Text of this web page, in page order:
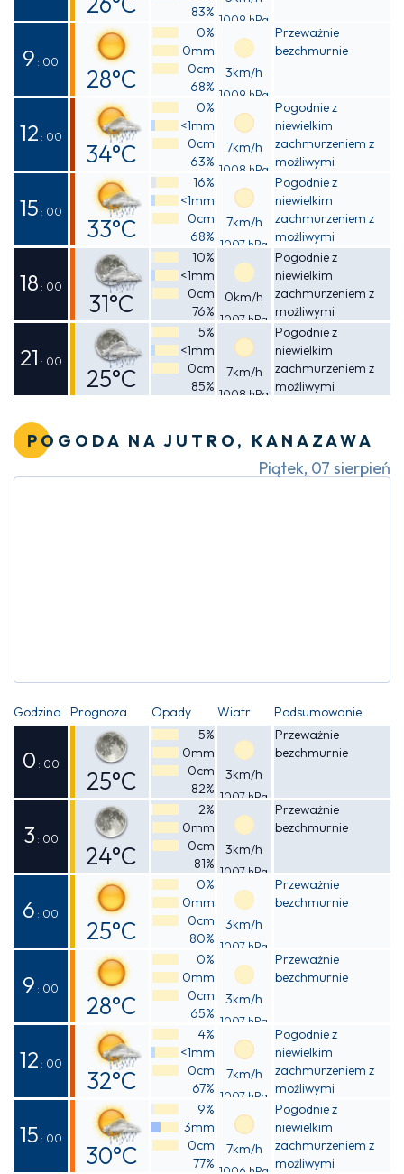
Odczuwalna
26°C
83% 1009 hPa
9 : 00
28°C
Odczuwalna
30°C
0%
0mm
0cm
68%
3km/h
1009 hPa
Przeważnie
bezchmurnie
12 : 00
34°C
Odczuwalna
41°C
0%
<1mm
0cm
63%
7km/h
1008 hPa
Pogodnie z
niewielkim
zachmurzeniem z
możliwymi
przelotnymi
opadami deszczu
15 : 00
33°C
Odczuwalna
40°C
16%
<1mm
0cm
68%
7km/h
1007 hPa
Pogodnie z
niewielkim
zachmurzeniem z
możliwymi
przelotnymi
opadami deszczu
18 : 00
31°C
Odczuwalna
37°C
10%
<1mm
0cm
76%
0km/h
1007 hPa
Pogodnie z
niewielkim
zachmurzeniem z
możliwymi
przelotnymi
opadami deszczu
21 : 00
25°C
5%
<1mm
0cm
85%
7km/h
1008 hPa
Pogodnie z
niewielkim
zachmurzeniem z
możliwymi
POGODA NA JUTRO, KANAZAWA
Piątek, 07 sierpień
Godzina Prognoza Opady Wiatr Podsumowanie
0 : 00
25°C
Odczuwalna
26°C
5%
0mm
0cm
82%
3km/h
1007 hPa
Przeważnie
bezchmurnie
3 : 00
24°C
Odczuwalna
25°C
2%
0mm
0cm
81%
3km/h
1007 hPa
Przeważnie
bezchmurnie
6 : 00
25°C
Odczuwalna
26°C
0%
0mm
0cm
80%
3km/h
1007 hPa
Przeważnie
bezchmurnie
9 : 00
28°C
Odczuwalna
30°C
0%
0mm
0cm
65%
3km/h
1007 hPa
Przeważnie
bezchmurnie
12 : 00
32°C
Odczuwalna
38°C
4%
<1mm
0cm
67%
7km/h
1007 hPa
Pogodnie z
niewielkim
zachmurzeniem z
możliwymi
przelotnymi
opadami deszczu
15 : 00
30°C
9%
3mm
0cm
77%
7km/h
1006 hPa
Pogodnie z
niewielkim
zachmurzeniem z
możliwymi